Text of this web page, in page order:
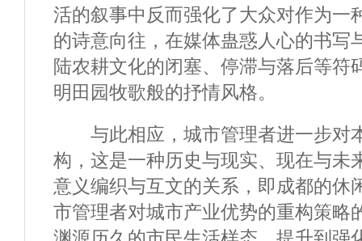
活的叙事中反而强化了大众对作为一
的诗意向往，在媒体蛊惑人心的书写
陆农耕文化的闭塞、停滞与落后等符
明田园牧歌般的抒情风格。
与此相应，城市管理者进一步对
构，这是一种历史与现实、现在与未
意义编织与互文的关系，即成都的休
市管理者对城市产业优势的重构策略